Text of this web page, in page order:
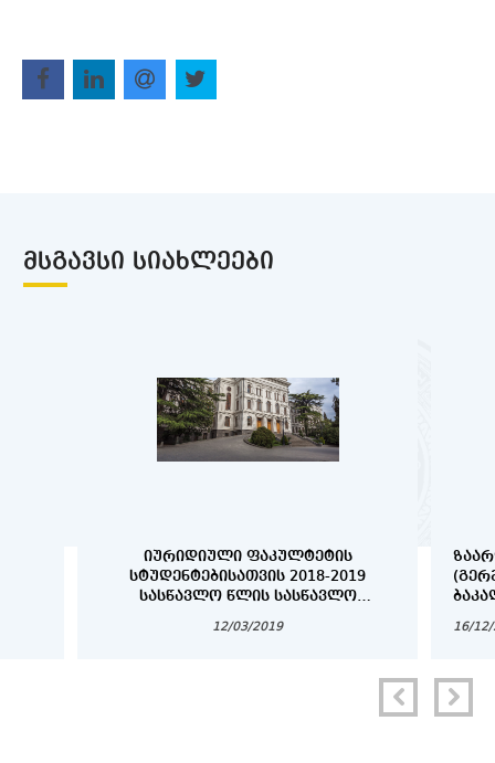
ᲛᲡᲒᲐᲕᲡᲘ ᲡᲘᲐᲮᲚᲔᲔᲑᲘ
ᲘᲣᲠᲘᲓᲘᲣᲚᲘ ᲤᲐᲙᲣᲚᲢᲔᲢᲘᲡ
ᲡᲢᲣᲓᲔᲜᲢᲔᲑᲘᲡᲐᲗᲕᲘᲡ 2018-2019
ᲡᲐᲡᲬᲐᲕᲚᲝ ᲬᲚᲘᲡ ᲡᲐᲡᲬᲐᲕᲚᲝ
12/03/2019 16/